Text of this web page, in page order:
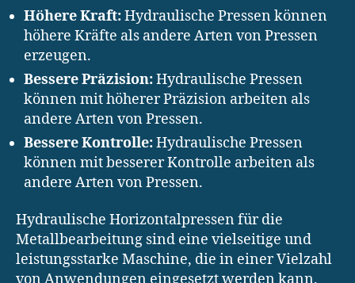
Höhere Kraft:Hydraulische Pressen können
höhere Kräfte als andere Arten von Pressen
erzeugen.
Bessere Präzision:Hydraulische Pressen
können mit höherer Präzision arbeiten als
andere Arten von Pressen.
Bessere Kontrolle:Hydraulische Pressen
können mit besserer Kontrolle arbeiten als
andere Arten von Pressen.
Hydraulische Horizontalpressen für die
Metallbearbeitung sind eine vielseitige und
leistungsstarke Maschine, die in einer Vielzahl